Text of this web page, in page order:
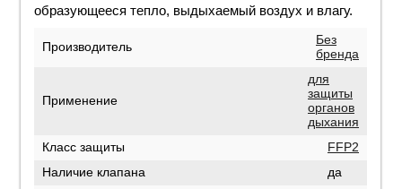
образующееся тепло, выдыхаемый воздух и влагу.
Производитель
Без
бренда
Применение
для
защиты
органов
дыхания
Класс защиты
FFP2
Наличие клапана
да